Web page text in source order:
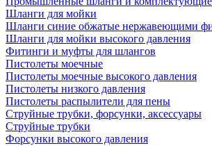
Шланги для мойки
Шланги синие обжатые нержавеющими
Шланги для мойки высокого давления
Фитинги и муфты для шлангов
Пистолеты моечные
Пистолеты моечные высокого давления
Пистолеты низкого давления
Пистолеты распылители для пены
Струйные трубки, форсунки, аксессуары
Струйные трубки
Форсунки высокого давления